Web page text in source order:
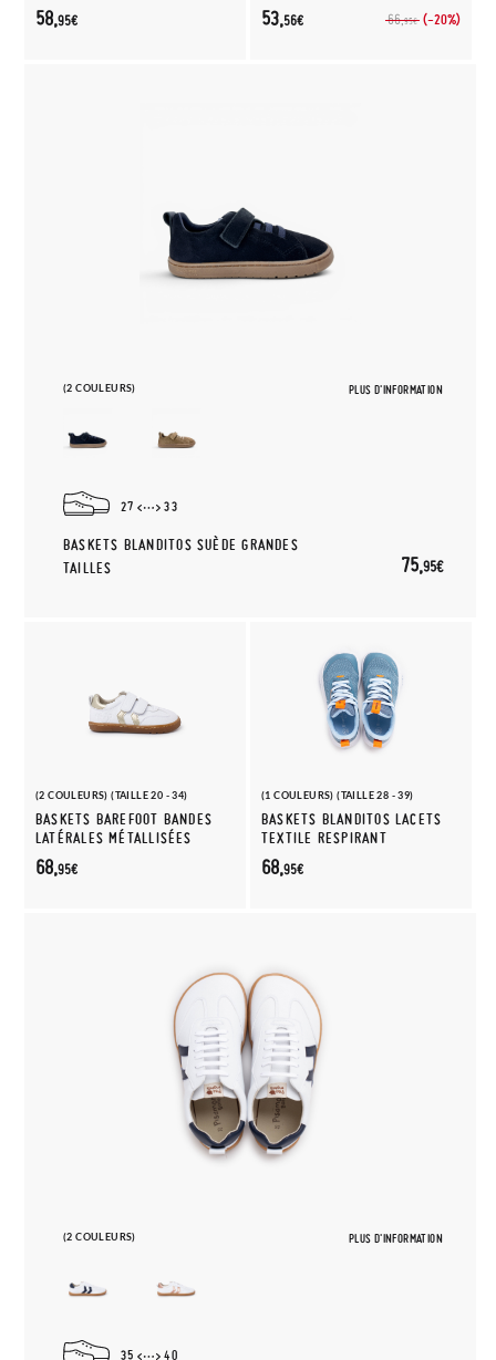
58,95€ 66,95€ (-20%)
53,56€
(2 COULEURS) PLUS D'INFORMATION
27 33
BASKETS BLANDITOS SUÈDE GRANDES
TAILLES
75,95€
(2 COULEURS) (TAILLE 20 - 34)
BASKETS BAREFOOT BANDES
LATÉRALES MÉTALLISÉES
68,95€
(1 COULEURS) (TAILLE 28 - 39)
BASKETS BLANDITOS LACETS
TEXTILE RESPIRANT
68,95€
(2 COULEURS) PLUS D'INFORMATION
35 40